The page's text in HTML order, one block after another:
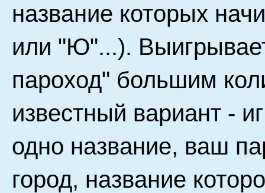
название которых
или "Ю"...). Выигрывает
пароход" большим
известный вариант -
одно название, ваш
город, название